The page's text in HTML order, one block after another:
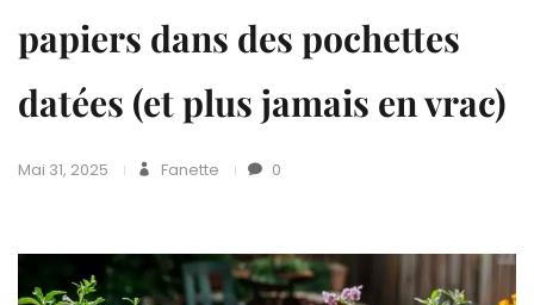
papiers dans des pochettes
datées (et plus jamais en vrac)
Mai 31, 2025 Fanette 0